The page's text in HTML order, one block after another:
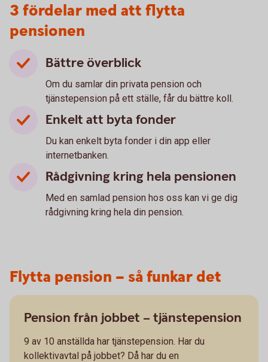
3 fördelar med att flytta
pensionen
Bättre överblick
Om du samlar din privata pension och
tjänstepension på ett ställe, får du bättre koll.
Enkelt att byta fonder
Du kan enkelt byta fonder i din app eller
internetbanken.
Rådgivning kring hela pensionen
Med en samlad pension hos oss kan vi ge dig
rådgivning kring hela din pension.
Flytta pension – så funkar det
Pension från jobbet – tjänstepension
9 av 10 anställda har tjänstepension. Har du
kollektivavtal på jobbet? Då har du en